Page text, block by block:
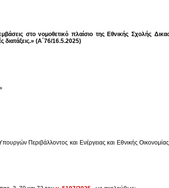
στο νομοθετικό πλαίσιο της Εθνικής Σχολής
(Α΄76/16.5.2025)
Περιβάλλοντος και Ενέργειας και Εθνικής Οικονομίας